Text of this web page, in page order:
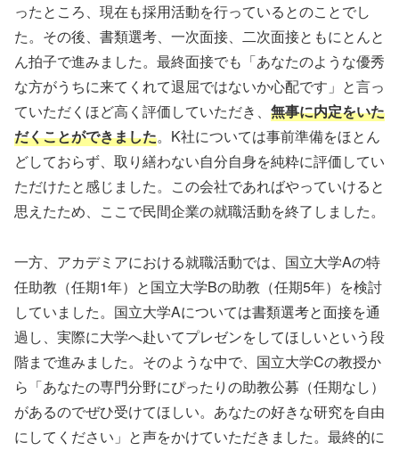
ったところ、現在も採用活動を行っているとのことでし
た。その後、書類選考、一次面接、二次面接ともにとんと
ん拍子で進みました。最終面接でも「あなたのような優秀
な方がうちに来てくれて退屈ではないか心配です」と言っ
ていただくほど高く評価していただき、 無事に内定をいた
だくことができました。K社については事前準備をほとん
どしておらず、取り繕わない自分自身を純粋に評価してい
ただけたと感じました。この会社であればやっていけると
思えたため、ここで民間企業の就職活動を終了しました。
一方、アカデミアにおける就職活動では、国立大学Aの特
任助教（任期1年）と国立大学Bの助教（任期5年）を検討
していました。国立大学Aについては書類選考と面接を通
過し、実際に大学へ赴いてプレゼンをしてほしいという段
階まで進みました。そのような中で、国立大学Cの教授か
ら「あなたの専門分野にぴったりの助教公募（任期なし）
があるのでぜひ受けてほしい。あなたの好きな研究を自由
にしてください」と声をかけていただきました。最終的に